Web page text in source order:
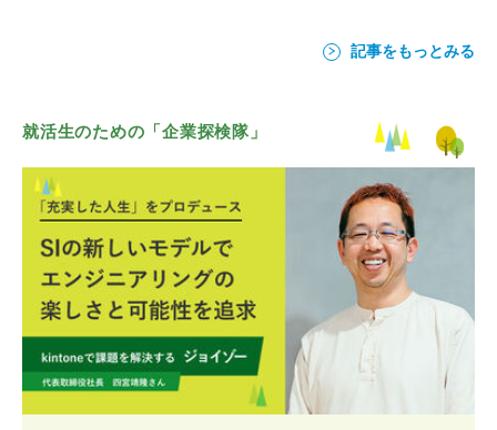
記事をもっとみる
就活生のための「企業探検隊」